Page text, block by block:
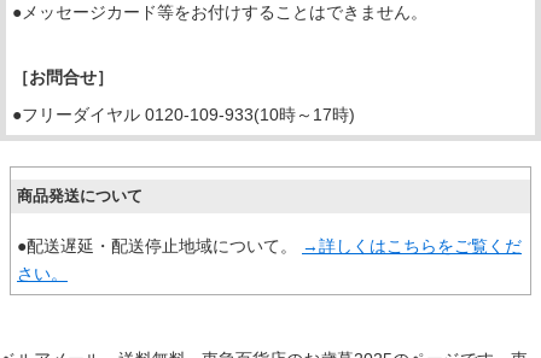
●メッセージカード等をお付けすることはできません。
［お問合せ］
●フリーダイヤル 0120-109-933(10時～17時)
商品発送について
●配送遅延・配送停止地域について。
→詳しくはこちらをご覧くだ
さい。